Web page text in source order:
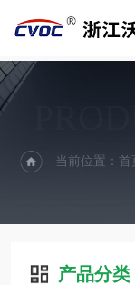
当前位置：首
产品分类